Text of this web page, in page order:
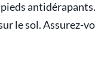
pieds
le sol. Assurez-